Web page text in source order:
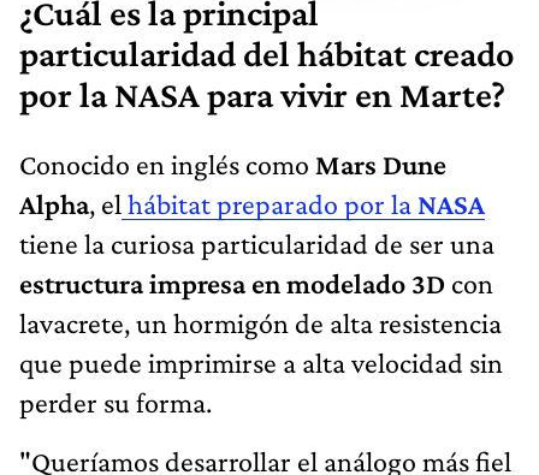
¿Cuál es la principal
particularidad del hábitat creado
por la NASA para vivir en Marte?
Conocido en inglés como Mars Dune
Alpha, el hábitat preparado por la NASA
tiene la curiosa particularidad de ser una
estructura impresa en modelado 3D con
lavacrete, un hormigón de alta resistencia
que puede imprimirse a alta velocidad sin
perder su forma.
"Queríamos desarrollar el análogo más fiel